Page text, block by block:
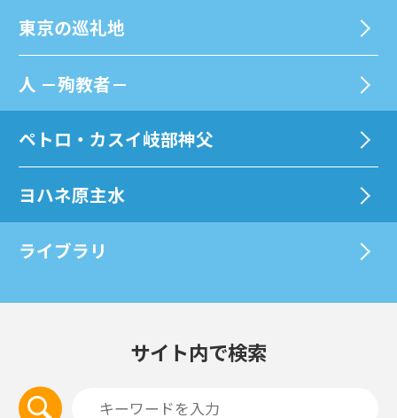
東京の巡礼地
⼈ －殉教者－
ペトロ・カスイ岐部神父
ヨハネ原主水
ライブラリ
サイト内で検索